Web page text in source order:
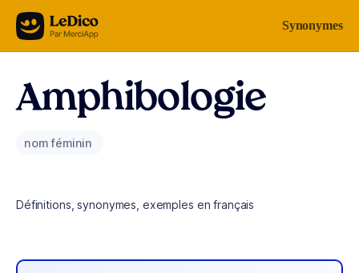
Aller au contenu Synonymes
Amphibologie
nom féminin
Définitions, synonymes, exemples en français